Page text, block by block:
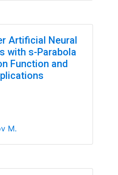
Artificial Neural
with s-Parabola
Function and
M.